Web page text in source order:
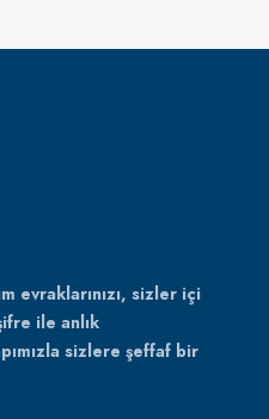
evraklarınızı, sizler içi
ile anlık
sizlere şeffaf bir